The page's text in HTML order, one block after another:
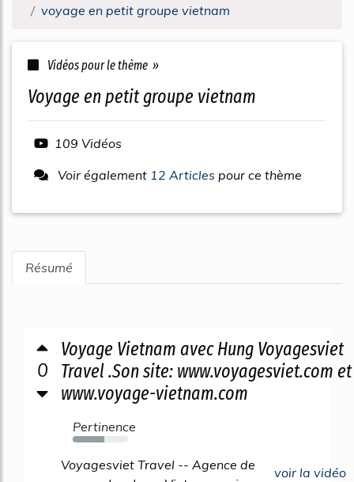
voyage en petit groupe vietnam
Vidéos pour le thème »
voyage en petit groupe vietnam
109 Vidéos
Voir également 12 Articles pour ce thème
Résumé
0
Voyage Vietnam avec Hung Voyagesviet
Travel .Son site: www.voyagesviet.com et
www.voyage-vietnam.com
Pertinence
57%
voir la vidéo
Voyagesviet Travel -- Agence de